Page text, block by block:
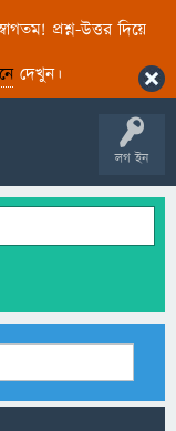
প্রশ্ন-উত্তর দিয়ে
দেখুন।
লগ ইন